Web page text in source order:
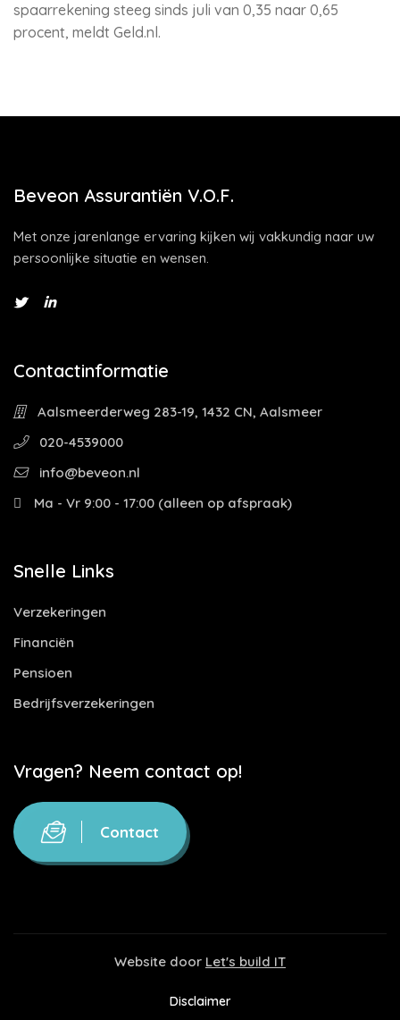
spaarrekening steeg sinds juli van 0,35 naar 0,65
procent, meldt Geld.nl.
Beveon Assurantiën V.O.F.
Met onze jarenlange ervaring kijken wij vakkundig naar uw
persoonlijke situatie en wensen.
Contactinformatie
Aalsmeerderweg 283-19, 1432 CN, Aalsmeer
020-4539000
info@beveon.nl
Ma - Vr 9:00 - 17:00 (alleen op afspraak)
Snelle Links
Verzekeringen
Financiën
Pensioen
Bedrijfsverzekeringen
Vragen? Neem contact op!
Contact
Website door Let's build IT
Disclaimer